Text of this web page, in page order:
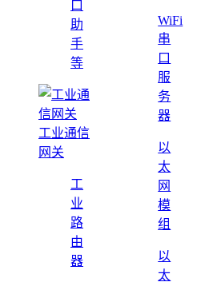
口
助
手
等
工业通信
网关
工
业
路
由
器
WiFi
串
口
服
务
器
以
太
网
模
组
以
太